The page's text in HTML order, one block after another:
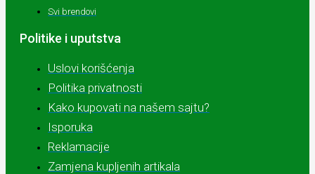
Svi brendovi
Politike i uputstva
Uslovi korišćenja
Politika privatnosti
Kako kupovati na našem sajtu?
Isporuka
Reklamacije
Zamjena kupljenih artikala